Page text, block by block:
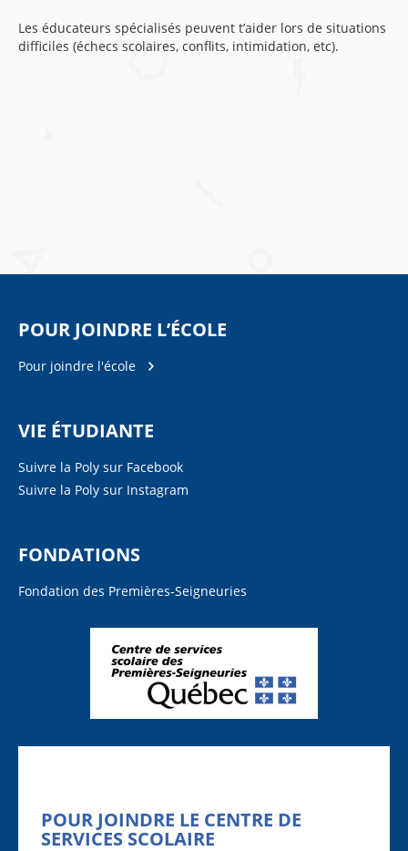
Les éducateurs spécialisés peuvent t’aider lors de situations
difficiles (échecs scolaires, conflits, intimidation, etc).
POUR JOINDRE L’ÉCOLE
Pour joindre l'école
VIE ÉTUDIANTE
Suivre la Poly sur Facebook
Suivre la Poly sur Instagram
FONDATIONS
Fondation des Premières-Seigneuries
POUR JOINDRE LE CENTRE DE
SERVICES SCOLAIRE